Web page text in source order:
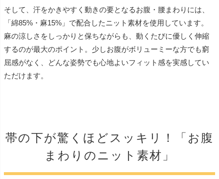
そして、汗をかきやすく動きの要となるお腹・腰まわりには、
「綿85%・麻15%」で配合したニット素材を使用しています。
麻の涼しさをしっかりと保ちながらも、動くたびに優しく伸縮
するのが最大のポイント。少しお腹がボリューミーな方でも窮
屈感がなく、どんな姿勢でも心地よいフィット感を実感してい
ただけます。
帯の下が驚くほどスッキリ！「お腹
まわりのニット素材」